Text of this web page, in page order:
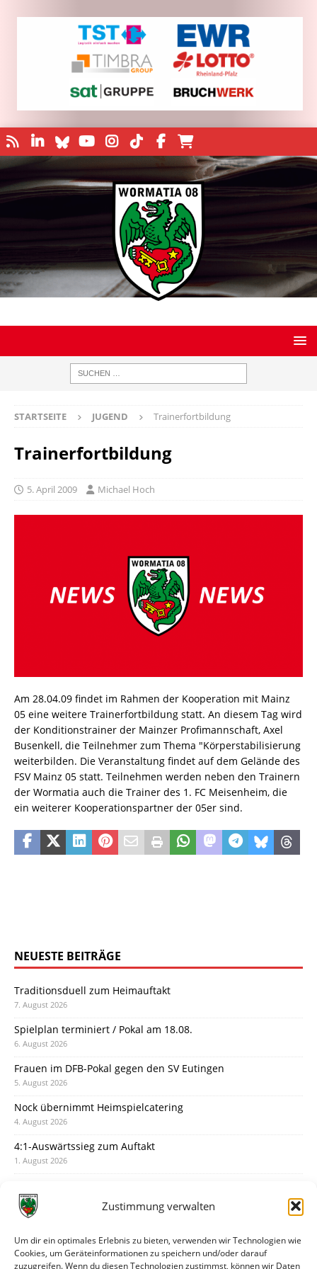
Zustimmung verwalten
Um dir ein optimales Erlebnis zu bieten, verwenden wir Technologien wie
Cookies, um Geräteinformationen zu speichern und/oder darauf
zuzugreifen. Wenn du diesen Technologien zustimmst, können wir Daten
STARTSEITE JUGEND Trainerfortbildung
Trainerfortbildung
5. April 2009 Michael Hoch
Am 28.04.09 findet im Rahmen der Kooperation mit Mainz
05 eine weitere Trainerfortbildung statt. An diesem Tag wird
der Konditionstrainer der Mainzer Profimannschaft, Axel
Busenkell, die Teilnehmer zum Thema "Körperstabilisierung
weiterbilden. Die Veranstaltung findet auf dem Gelände des
FSV Mainz 05 statt. Teilnehmen werden neben den Trainern
der Wormatia auch die Trainer des 1. FC Meisenheim, die
ein weiterer Kooperationspartner der 05er sind.
NEUESTE BEITRÄGE
Traditionsduell zum Heimauftakt
7. August 2026
Spielplan terminiert / Pokal am 18.08.
6. August 2026
Frauen im DFB-Pokal gegen den SV Eutingen
5. August 2026
Nock übernimmt Heimspielcatering
4. August 2026
4:1-Auswärtssieg zum Auftakt
1. August 2026
31. Juli 2026
30. Juli 2026
Deine Spielminute: 89+1